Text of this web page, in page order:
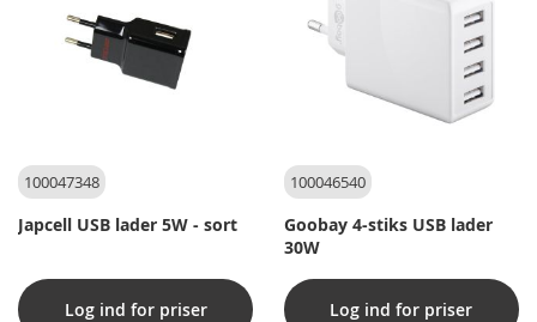
100047348
Japcell USB lader 5W - sort
Log ind for priser
100046540
Goobay 4-stiks USB lader
30W
Log ind for priser